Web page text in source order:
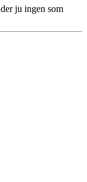
ju ingen som